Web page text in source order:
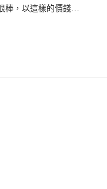
棒，以這樣的價錢…